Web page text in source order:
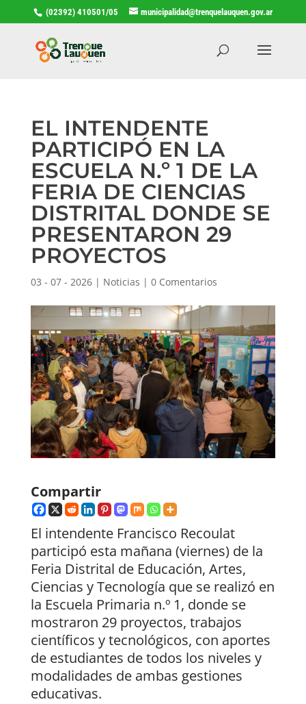
(02392) 410501/05 municipalidad@trenquelauquen.gov.ar
EL INTENDENTE
PARTICIPÓ EN LA
ESCUELA N.º 1 DE LA
FERIA DE CIENCIAS
DISTRITAL DONDE SE
PRESENTARON 29
PROYECTOS
03 - 07 - 2026| Noticias | 0 Comentarios
Compartir
El intendente Francisco Recoulat
participó esta mañana (viernes) de la
Feria Distrital de Educación, Artes,
Ciencias y Tecnología que se realizó en
la Escuela Primaria n.º 1, donde se
mostraron 29 proyectos, trabajos
científicos y tecnológicos, con aportes
de estudiantes de todos los niveles y
modalidades de ambas gestiones
educativas.